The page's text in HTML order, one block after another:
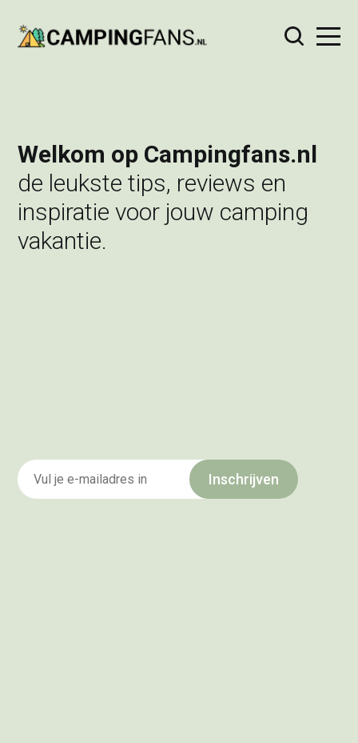
Welkom op Campingfans.nl
de leukste tips, reviews en
inspiratie voor jouw camping
vakantie.
Inschrijven